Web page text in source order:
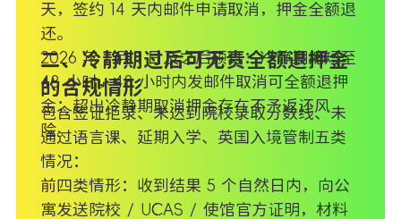
天，签约 14 天内邮件申请取消，押金全额退
还。
2026 年 1 月 1 日及之后预订：冷静期缩短至
48 小时，48 小时内发邮件取消可全额退押
金；超出冷静期取消押金存在不予返还风
险。
二、冷静期过后可无责全额退押金
的合规情形
包含签证拒录、未达到院校录取分数线、未
通过语言课、延期入学、英国入境管制五类
情况：
前四类情形：收到结果 5 个自然日内，向公
寓发送院校 / UCAS / 使馆官方证明，材料